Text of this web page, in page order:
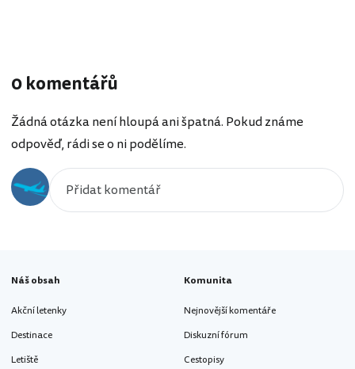
0 komentářů
Žádná otázka není hloupá ani špatná. Pokud známe
odpověď, rádi se o ni podělíme.
Náš obsah
Akční letenky
Destinace
Letiště
Komunita
Nejnovější komentáře
Diskuzní fórum
Cestopisy